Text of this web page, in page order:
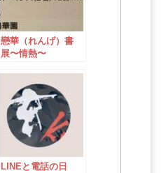
戀華（れんげ）書
展〜情熱〜
LINEと電話の日